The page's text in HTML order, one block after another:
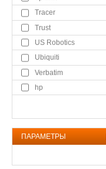
Tracer
Trust
US Robotics
Ubiquiti
Verbatim
hp
ПАРАМЕТРЫ